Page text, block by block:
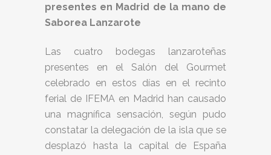
presentes en Madrid de la mano de
Saborea Lanzarote
Las cuatro bodegas lanzaroteñas
presentes en el Salón del Gourmet
celebrado en estos días en el recinto
ferial de IFEMA en Madrid han causado
una magnífica sensación, según pudo
constatar la delegación de la isla que se
desplazó hasta la capital de España